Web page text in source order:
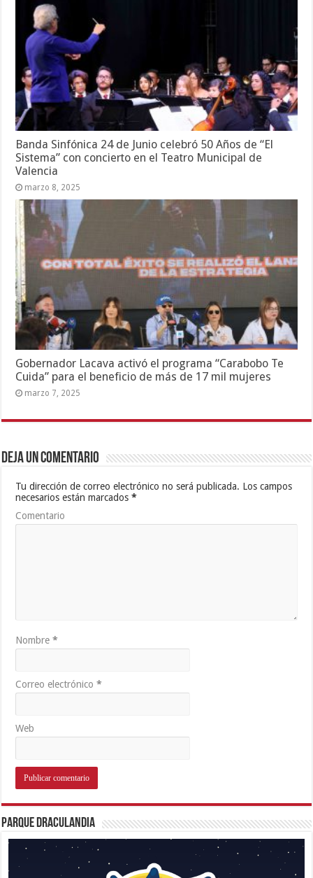
Banda Sinfónica 24 de Junio celebró 50 Años de “El
Sistema” con concierto en el Teatro Municipal de
Valencia
marzo 8, 2025
Gobernador Lacava activó el programa “Carabobo Te
Cuida” para el beneficio de más de 17 mil mujeres
marzo 7, 2025
Deja un comentario
Tu dirección de correo electrónico no será publicada. Los campos
necesarios están marcados*
Comentario
Nombre*
Correo electrónico*
Web
Parque Draculandia